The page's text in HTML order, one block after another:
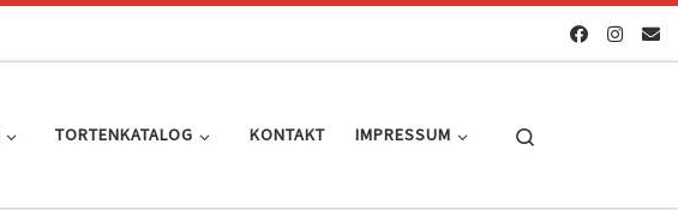
TORTENKATALOG KONTAKT IMPRESSUM